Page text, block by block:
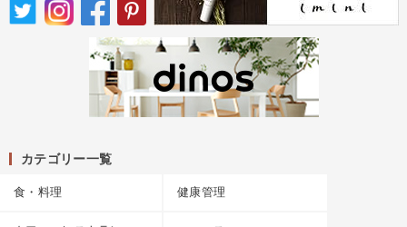
カテゴリー一覧
食・料理 健康管理